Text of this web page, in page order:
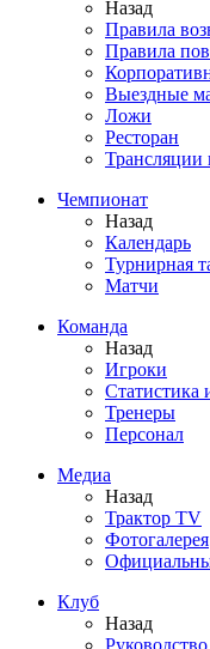
Назад
Правила
Правила
Выездные
Ложи
Ресторан
Трансляции
Чемпионат
Назад
Календарь
Турнирная
Матчи
Команда
Назад
Игроки
Статистика
Тренеры
Персонал
Медиа
Назад
Трактор TV
Фотогалерея
Клуб
Назад
Руководство